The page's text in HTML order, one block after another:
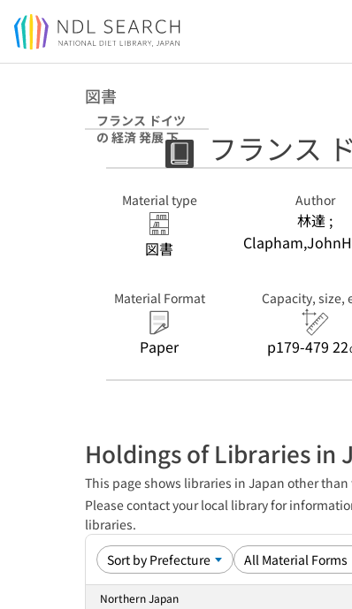
Jump to main content
図書
フランス ドイツ
の 経済 発展 下
フランス
Material type
図書
Author
林達 ;
Material Format
Paper
Capacity, size,
p179-479 22
Holdings of Libraries in
This page shows libraries in Japan other
Please contact your local library for
libraries.
Northern Japan